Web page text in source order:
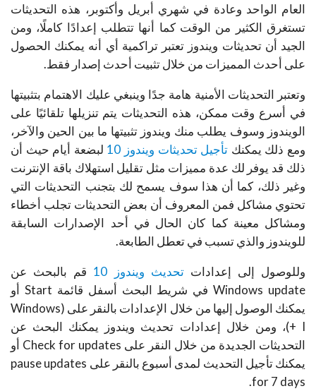
العام الواحد وعادة في شهري أبريل وأكتوبر، هذه التحديثات
تستغرق الكثير من الوقت كما أنها تتطلب إعدادًا كاملًا، ومن
الجيد أن تحديثات ويندوز تعتبر تراكمية أي أنه يمكنك الحصول
على أحدث المميزات من خلال تثبيت أحدث إصدار فقط.
وتعتبر التحديثات الأمنية هامة جدًا وينبغي عليك الاهتمام بتثبيتها
في أسرع وقت ممكن، هذه التحديثات يتم تنزيلها تلقائيًا على
الويندوز وسوف يطلب منك ويندوز تثبيتها ما بين الحين والآخر،
ومع ذلك يمكنك تأجيل تحديثات ويندوز 10
لبضعة أيام حيث أن
ذلك قد يوفر لك عدة مميزات مثل تقليل استهلاك باقة الإنترنت
وغير ذلك، كما أن هذا سوف يسمح لك بتجنب التحديثات التي
تحتوي مشاكل فمن المعروف أن بعض التحديثات تجلب أخطاء
ومشاكل معينة كما كان الحال في أحد الإصدارات السابقة
للويندوز والذي تسبب في تعطل الطابعة.
وللوصول إلى إعداداتتحديث ويندوز 10
قم بالبحث عن
Windows update في شريط البحث أسفل قائمة Start أو
يمكنك الوصول إليها من خلال الإعدادات بالنقر على (Windows
+ I)، ومن خلال إعدادات تحديث ويندوز يمكنك البحث عن
التحديثات الجديدة من خلال النقر على Check for updates أو
يمكنك تأجيل التحديث لمدى أسبوع بالنقر على pause updates
for 7 days.